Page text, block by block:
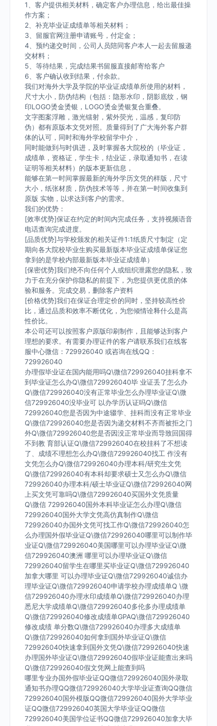
1、客户提供相关材料，确定客户办理信息，给出最佳操
作方案；
2、补充毕业证成绩单等相关材料；
3、留服官网注册申请账号，付定金；
4、预约递交时间，公司人员陪同客户本人一起去留服递
交材料；
5、等待结果，完成结果书留服直接邮寄给客户
6、客户确认收到结果，付余款。
我们对海外大学及学院的毕业证成绩单所使用的材料，
尺寸大小，防伪结构（包括：隐形水印，阴影底纹，钢
印LOGO烫金烫银，LOGO烫金烫银复合重叠。
文字图案浮雕，激光镭射，紫外荧光，温感，复印防
伪）都有原版本文凭对照。质量得到了广大海外客户群
体的认可，同时和海外学校留学中介，
同时能做到与时俱进，及时掌握各大院校的（毕业证，
成绩单，资格证，学生卡，结业证，录取通知书，在读
证明等相关材料）的版本更新信息，
能够在第一时间掌握最新的海外学历文凭的样版，尺寸
大小，纸张材质，防伪技术等等，并在第一时间收集到
原版 实物，以求达到客户的需求。
我们的优势：
[效率优势]保证在约定的时间内完成任务，支持视频语音
电话查询完成进度。
[品质优势]与学校颁发的相关证件1:1纸质尺寸制定（定
期向各大院校毕业生购买最新版本毕业证成绩单保证您
拿到的是学校内部最新版本毕业证成绩单）
[保密优势]我们绝不向任何个人或组织泄露您的隐私，致
力于在充分保护你隐私的前提下，为您提供更优质的体
验和服务。完成交易，删除客户资料
[价格优势]我们在保证合理定价的同时，坚持较高性价
比，通过品质和效率不断优化，为您倾情诠释什么是高
性价比。
本公司还可以按照客户原版印刷制作，且能够达到客户
理想的要求。有需要办理证件的客户请联系我们在线客
服中心微信：729926040 或咨询在线QQ：
729926040
办理假毕业证在国内能用吗Q\微信729926040挂科拿不
到毕业证怎么办Q\微信729926040毕 业证丢了怎么办
Q\微信729926040没有正常毕业怎么办理毕业证Q\微
信729926040没毕业可 以办学历认证吗Q\微信
729926040您是否因为中途辍学、挂科而没有正常毕业
Q\微信729926040您是否因为递交材料不齐而被拒之门
外Q\微信729926040您是否因没正常毕业而导致回国得
不到教 育部认证Q\微信729926040在校挂科了不想读
了、成绩不理想怎么办Q\微信729926040找工 作没有
文凭怎么办Q\微信729926040办理本科/研究生文凭
Q\微信729926040有本科却要求硕士又怎么办Q\微信
729926040办理本科/硕士毕业证Q\微信729926040网
上买文凭可靠吗Q\微信729926040买国外文凭质量
Q\微信 729926040国外本科毕业证怎么办理Q\微信
729926040国外大学文凭高仿真制作Q\微信
729926040办国外文凭可找工作Q\微信729926040怎
么办理国外假毕业证Q\微信729926040哪里可以制作毕
业证Q\微信729926040美国哪里可以办理毕业证Q\微
信729926040澳洲 哪里可以办理毕业证Q\微信
729926040留学生在哪里买毕业证Q\微信729926040
加拿大哪里 可以办理毕业证Q\微信729926040诚信办
理毕业证Q\微信729926040申请学校办理成绩单Q \微
信729926040办理水印成绩单Q\微信729926040办理
悉尼大学成绩单Q\微信729926040多伦多办理成绩单
Q\微信729926040修改成绩单GPAQ\微信729926040
修改成绩 单分数Q\微信729926040办理多大成绩单
Q\微信729926040如何拿到国外毕业证Q\微信
729926040快速拿到国外文凭Q\微信729926040快速
办理国外毕业证Q\微信729926040假毕业证能查出来吗
Q\微信729926040假文凭网上能查到吗
哪里专业办国外假毕业证QQ微信729926040国外录取
通知书办理QQ微信729926040大学毕业证查询QQ微信
729926040国外模版QQ微信729926040国外大学毕业
证QQ微信729926040英国大学毕业证QQ微信
729926040美国学位证书QQ微信729926040加拿大毕